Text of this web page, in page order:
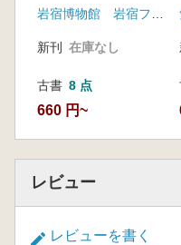
灰期の石器群
岩宿博物館 岩宿フォーラム実行委員会
新刊 在庫なし
古書 8 点
660 円~
レビュー
レビューを書く